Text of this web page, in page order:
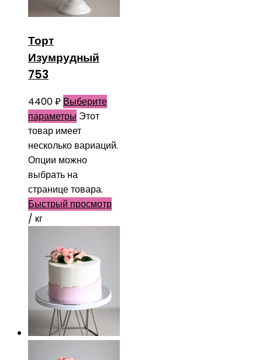
Торт
Изумрудный
753
4400₽ Выберите
параметры Этот
товар имеет
несколько вариаций.
Опции можно
выбрать на
странице товара.
Быстрый просмотр
/ кг